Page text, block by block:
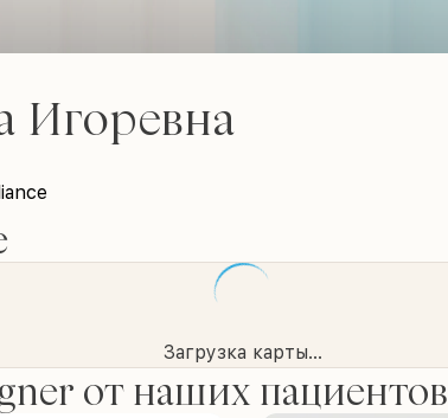
Игоревна
Загрузка карты...
от наших пациентов